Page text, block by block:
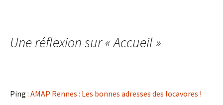
Une réflexion sur «Accueil»
Ping : AMAP Rennes : Les bonnes adresses des locavores !